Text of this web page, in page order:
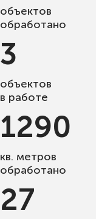
объектов
обработано
3
объектов
в работе
1290
кв. метров
обработано
27